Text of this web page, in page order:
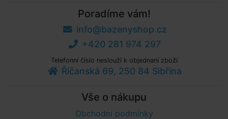
Poradíme vám!
info@bazenyshop.cz
+420 281 974 297
Telefonní číslo neslouží k objednaní zboží
Říčanská 69, 250 84 Sibřina
Vše o nákupu
Obchodní podmínky